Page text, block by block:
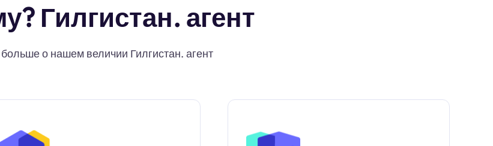
Гилгистан. агент
больше о нашем величии Гилгистан. агент